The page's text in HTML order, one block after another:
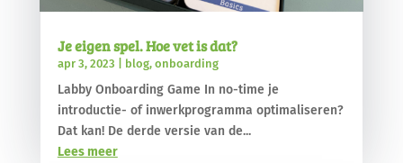
Je eigen spel. Hoe vet is dat?
apr 3, 2023 blog, onboarding
Labby Onboarding Game In no-time je
introductie- of inwerkprogramma optimaliseren?
Dat kan! De derde versie van de...
Lees meer